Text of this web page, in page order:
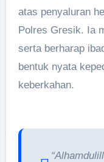
atas penyaluran
Polres Gresik. Ia
serta berharap
bentuk nyata
keberkahan.